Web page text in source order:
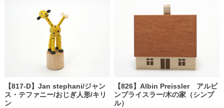
【817-D】Jan stephani/ジャン
ス・テファニー/おじぎ人形/キリ
ン
【826】Albin Preissler アルビ
ンプライスラー/木の家（シンプ
ル）